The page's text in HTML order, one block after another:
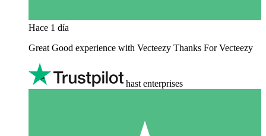
Hace 1 día
Great Good experience with Vecteezy Thanks For Vecteezy
hast enterprises